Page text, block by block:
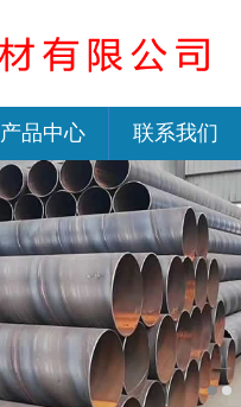
产品中心 联系我们